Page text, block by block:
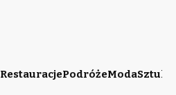
RestauracjePodróżeModaSztuka